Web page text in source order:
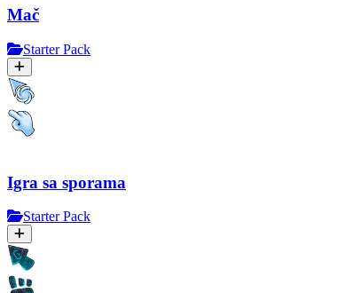
Mač
Starter Pack
Igra sa sporama
Starter Pack